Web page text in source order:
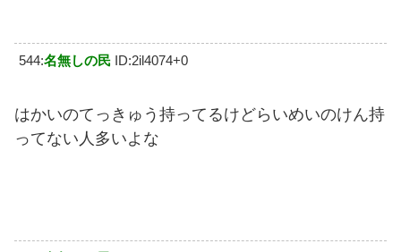
544:名無しの民 ID:2il4074+0
はかいのてっきゅう持ってるけどらいめいのけん持
ってない人多いよな